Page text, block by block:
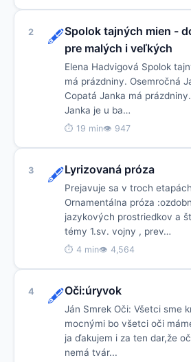
2 🖋️Spolok tajných mien -
pre malých i veľkých
Elena Hadvigová Spolok
má prázdniny. Osemročná
Copatá Janka má
Janka je u ba…
⏱ 19 min👁 947
3 🖋️Lyrizovaná próza
Prejavuje sa v troch
Ornamentálna próza
jazykových prostriedkov a
témy 1.sv. vojny , prev…
⏱ 4 min👁 4,564
4 🖋️Oči:úryvok
Ján Smrek Oči: Všetci sme
mocnými bo všetci oči
ja ďakujem i za ten dar,že
nemá tvár...